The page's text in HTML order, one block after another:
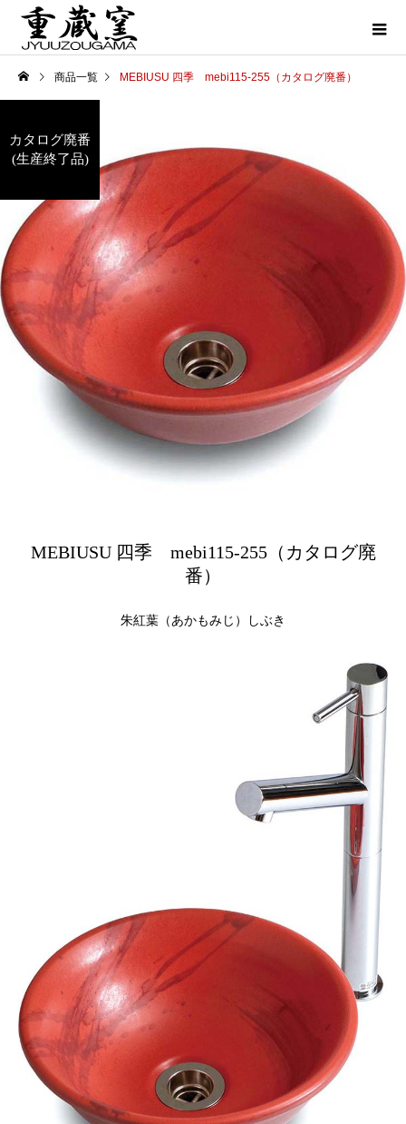
商品一覧 MEBIUSU 四季 mebi115-255（カタログ廃番）
カタログ廃番
(生産終了品)
MEBIUSU 四季 mebi115-255（カタログ廃
番）
朱紅葉（あかもみじ）しぶき